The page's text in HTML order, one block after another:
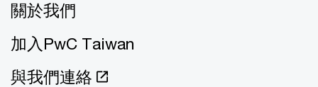
關於我們
加入PwC Taiwan
與我們連絡